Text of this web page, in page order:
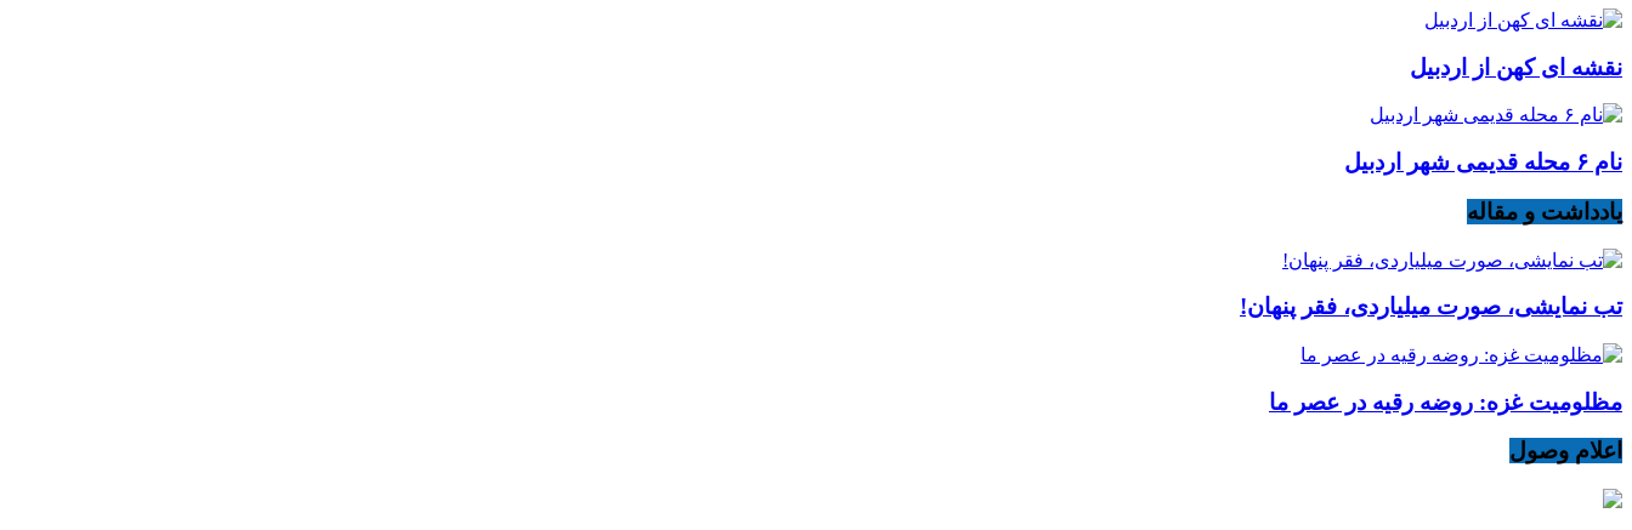
نقشه ای کهن از اردبیل
نام ۶ محله قدیمی شهر اردبیل
یادداشت و مقاله
تب نمایشی، صورت میلیاردی، فقر پنهان!
مظلومیت غزه: روضه رقیه در عصر ما
اعلام وصول